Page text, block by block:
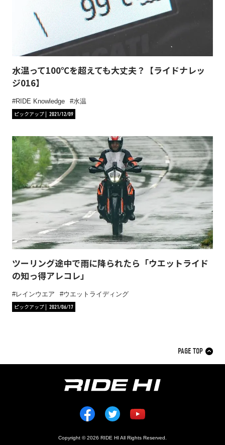
水温って100℃を超えても大丈夫？【ライドナレッ
ジ016】
RIDE Knowledge
水温
ピックアップ
2021/12/09
ツーリング途中で雨に降られたら「ウエットライド
の知っ得アレコレ」
レインウエア
ウエットライディング
ピックアップ
2021/06/17
Copyright © 2026 RIDE HI All Rights Reserved.
PAGE TOP